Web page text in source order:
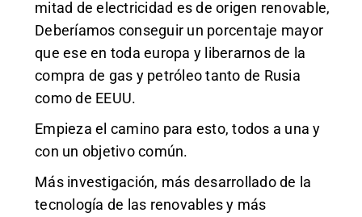
mitad de electricidad es de origen renovable,
Deberíamos conseguir un porcentaje mayor
que ese en toda europa y liberarnos de la
compra de gas y petróleo tanto de Rusia
como de EEUU.
Empieza el camino para esto, todos a una y
con un objetivo común.
Más investigación, más desarrollado de la
tecnología de las renovables y más